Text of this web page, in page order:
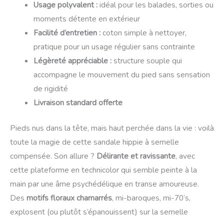
Usage polyvalent :idéal pour les balades, sorties ou
moments détente en extérieur
Facilité d’entretien :coton simple à nettoyer,
pratique pour un usage régulier sans contrainte
Légèreté appréciable :structure souple qui
accompagne le mouvement du pied sans sensation
de rigidité
Livraison standard offerte
Pieds nus dans la tête, mais haut perchée dans la vie : voilà
toute la magie de cette sandale hippie à semelle
compensée. Son allure ? Délirante et ravissante, avec
cette plateforme en technicolor qui semble peinte à la
main par une âme psychédélique en transe amoureuse.
Des motifs floraux chamarrés, mi-baroques, mi-70’s,
explosent (ou plutôt s’épanouissent) sur la semelle